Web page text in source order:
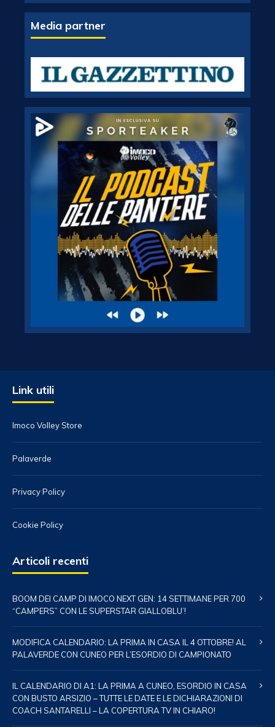
Media partner
Link utili
Imoco Volley Store
Palaverde
Privacy Policy
Cookie Policy
Articoli recenti
BOOM DEI CAMP DI IMOCO NEXT GEN: 14 SETTIMANE PER 700
“CAMPERS” CON LE SUPERSTAR GIALLOBLU’!
MODIFICA CALENDARIO: LA PRIMA IN CASA IL 4 OTTOBRE! AL
PALAVERDE CON CUNEO PER L’ESORDIO DI CAMPIONATO
IL CALENDARIO DI A1: LA PRIMA A CUNEO, ESORDIO IN CASA
CON BUSTO ARSIZIO – TUTTE LE DATE E LE DICHIARAZIONI DI
COACH SANTARELLI – LA COPERTURA TV IN CHIARO!